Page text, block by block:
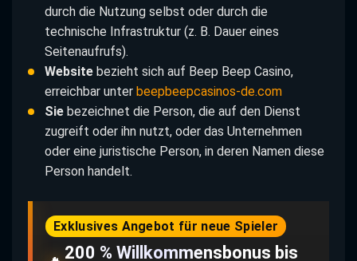
durch die Nutzung selbst oder durch die
technische Infrastruktur (z. B. Dauer eines
Seitenaufrufs).
Websitebezieht sich auf Beep Beep Casino,
erreichbar unter beepbeepcasinos-de.com
Siebezeichnet die Person, die auf den Dienst
zugreift oder ihn nutzt, oder das Unternehmen
oder eine juristische Person, in deren Namen diese
Person handelt.
Exklusives Angebot für neue Spieler
200 % Willkommensbonus bis